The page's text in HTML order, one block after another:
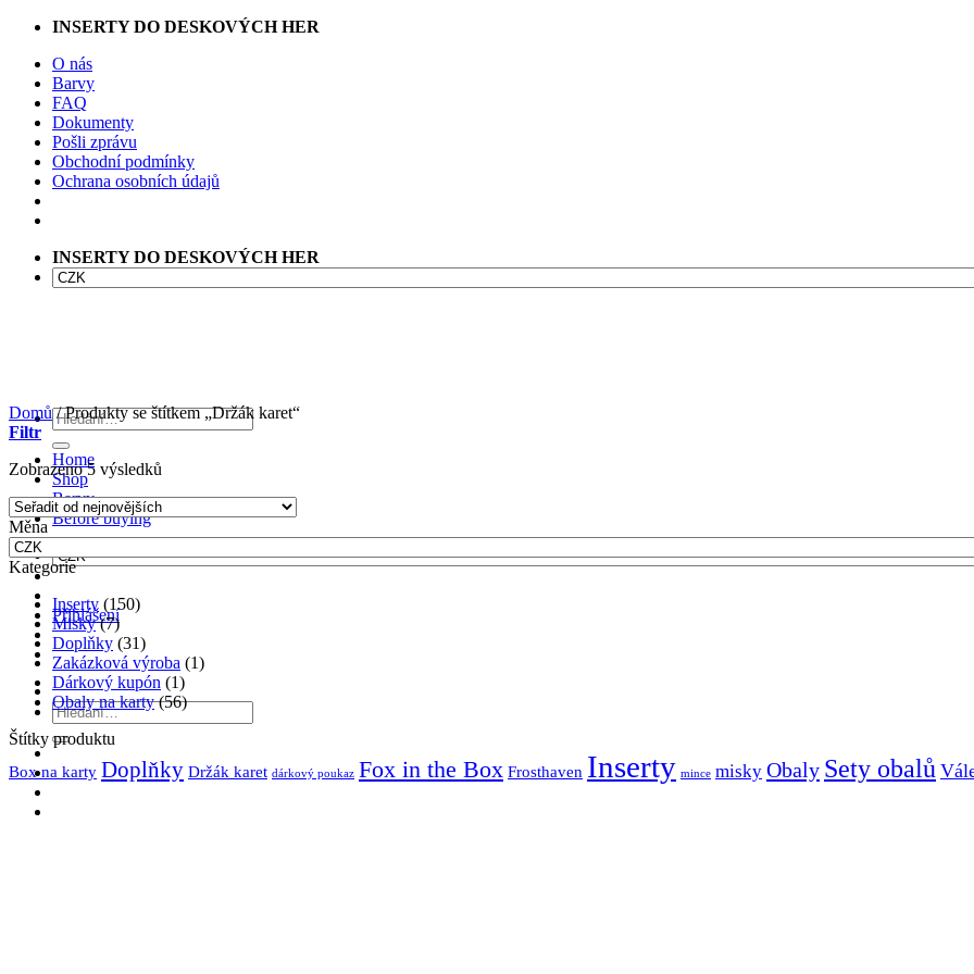
Přeskočit
obsah
INSERTY DO DESKOVÝCH HER
O nás
Barvy
FAQ
Dokumenty
Pošli zprávu
Obchodní podmínky
Ochrana osobních údajů
INSERTY DO DESKOVÝCH HER
Hledat:
Home
Shop
Barvy
Before buying
Přihlášení
Hledat:
Domů /Produkty se štítkem „Držák karet“
Filtr
Zobrazeno 5 výsledků
nejnovějších
Měna
Kategorie
Inserty (150)
Misky (7)
Doplňky (31)
Zakázková výroba (1)
Dárkový kupón (1)
Obaly na karty (56)
Štítky produktu
Box na karty Doplňky Držák karet dárkový poukaz Fox in the Box Frosthaven Inserty mince misky Obaly Sety obalů